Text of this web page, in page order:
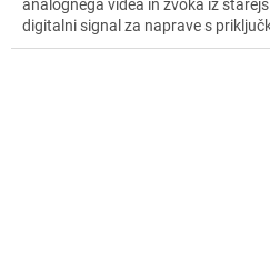
analognega videa in zvoka iz
digitalni signal za naprave s